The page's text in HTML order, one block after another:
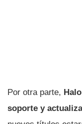
Por otra parte,
soporte y